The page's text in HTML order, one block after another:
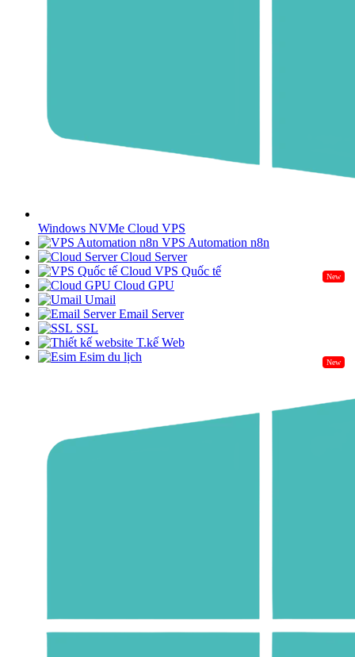
Windows NVMe Cloud VPS
VPS Automation n8n
Cloud Server
Cloud VPS Quốc tế
New
Cloud GPU
Umail
Email Server
SSL
T.kế Web
Esim du lịch
New